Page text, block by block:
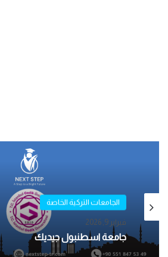
الجامعات التركية الخاصة
فبراير 9, 2026
الجامعات التركية الخاصة
فبراير 5, 2026